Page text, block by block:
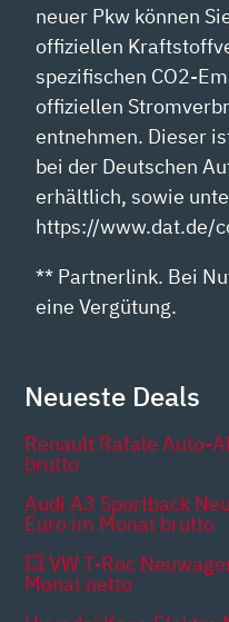
neuer Pkw können
offiziellen
spezifischen CO2-
offiziellen
entnehmen. Dieser
bei der Deutschen
erhältlich, sowie
https://www.dat.de/
** Partnerlink. Bei
eine Vergütung.
Neueste Deals
Renault Rafale Auto-
brutto
Audi A3 Sportback
Euro im Monat brutto
💥 VW T-Roc
Monat netto